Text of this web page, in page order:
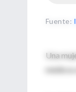
Fuente:
Una